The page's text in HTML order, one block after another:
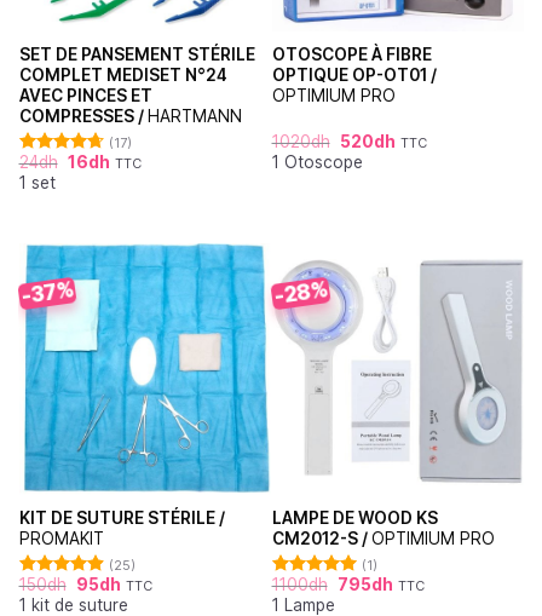
SET DE PANSEMENT STÉRILE
COMPLET MEDISET N°24
AVEC PINCES ET
COMPRESSES / HARTMANN
Note
4.71
sur 5
(17)
24dh 16dh TTC
1 set
OTOSCOPE À FIBRE
OPTIQUE OP-OT01 /
OPTIMIUM PRO
1020dh 520dh TTC
1 Otoscope
-37%
KIT DE SUTURE STÉRILE /
PROMAKIT
Note4.92
sur 5
(25)
150dh 95dh TTC
1 kit de suture
-28%
LAMPE DE WOOD KS
CM2012-S /OPTIMIUM PRO
Note5.00
sur 5
(1)
1100dh 795dh TTC
1 Lampe